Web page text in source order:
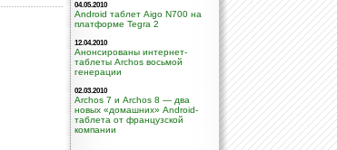
04.05.2010
Android таблет Aigo N700 на
платформе Tegra 2
12.04.2010
Анонсированы интернет-
таблеты Archos восьмой
генерации
02.03.2010
Archos 7 и Archos 8 — два
новых «домашних» Android-
таблета от французской
компании